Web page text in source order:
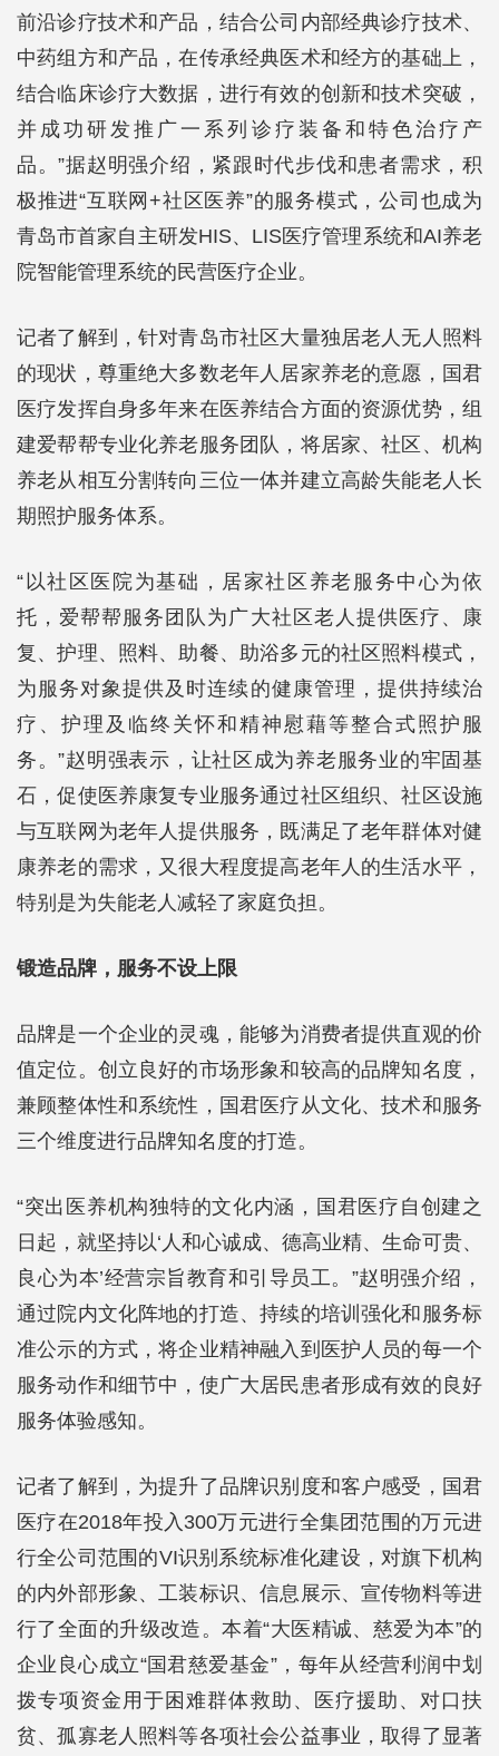
前沿诊疗技术和产品，结合公司内部经典诊疗技术、
中药组方和产品，在传承经典医术和经方的基础上，
结合临床诊疗大数据，进行有效的创新和技术突破，
并成功研发推广一系列诊疗装备和特色治疗产
品。”据赵明强介绍，紧跟时代步伐和患者需求，积
极推进“互联网+社区医养”的服务模式，公司也成为
青岛市首家自主研发HIS、LIS医疗管理系统和AI养老
院智能管理系统的民营医疗企业。
记者了解到，针对青岛市社区大量独居老人无人照料
的现状，尊重绝大多数老年人居家养老的意愿，国君
医疗发挥自身多年来在医养结合方面的资源优势，组
建爱帮帮专业化养老服务团队，将居家、社区、机构
养老从相互分割转向三位一体并建立高龄失能老人长
期照护服务体系。
“以社区医院为基础，居家社区养老服务中心为依
托，爱帮帮服务团队为广大社区老人提供医疗、康
复、护理、照料、助餐、助浴多元的社区照料模式，
为服务对象提供及时连续的健康管理，提供持续治
疗、护理及临终关怀和精神慰藉等整合式照护服
务。”赵明强表示，让社区成为养老服务业的牢固基
石，促使医养康复专业服务通过社区组织、社区设施
与互联网为老年人提供服务，既满足了老年群体对健
康养老的需求，又很大程度提高老年人的生活水平，
特别是为失能老人减轻了家庭负担。
锻造品牌，服务不设上限
品牌是一个企业的灵魂，能够为消费者提供直观的价
值定位。创立良好的市场形象和较高的品牌知名度，
兼顾整体性和系统性，国君医疗从文化、技术和服务
三个维度进行品牌知名度的打造。
“突出医养机构独特的文化内涵，国君医疗自创建之
日起，就坚持以‘人和心诚成、德高业精、生命可贵、
良心为本’经营宗旨教育和引导员工。”赵明强介绍，
通过院内文化阵地的打造、持续的培训强化和服务标
准公示的方式，将企业精神融入到医护人员的每一个
服务动作和细节中，使广大居民患者形成有效的良好
服务体验感知。
记者了解到，为提升了品牌识别度和客户感受，国君
医疗在2018年投入300万元进行全集团范围的万元进
行全公司范围的VI识别系统标准化建设，对旗下机构
的内外部形象、工装标识、信息展示、宣传物料等进
行了全面的升级改造。本着“大医精诚、慈爱为本”的
企业良心成立“国君慈爱基金”，每年从经营利润中划
拨专项资金用于困难群体救助、医疗援助、对口扶
贫、孤寡老人照料等各项社会公益事业，取得了显著